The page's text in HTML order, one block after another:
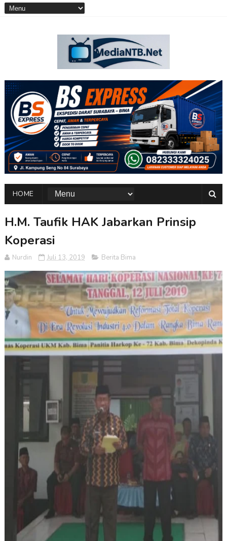
HOME
H.M. Taufik HAK Jabarkan Prinsip
Koperasi
Nurdin Juli 13, 2019 Berita Bima